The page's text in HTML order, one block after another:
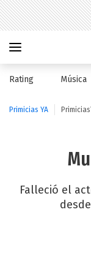
Rating Música
Primicias YA
Falleció el